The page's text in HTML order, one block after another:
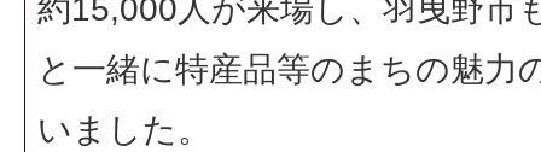
約15,000人が来場し、羽曳野市
と一緒に特産品等のまちの魅力
いました。